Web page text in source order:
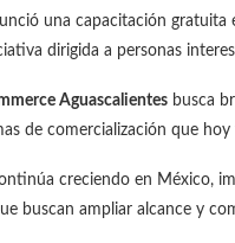
una capacitación
dirigida a personas
Aguascalientes busca
de comercialización que
creciendo en México,
buscan ampliar alcance y